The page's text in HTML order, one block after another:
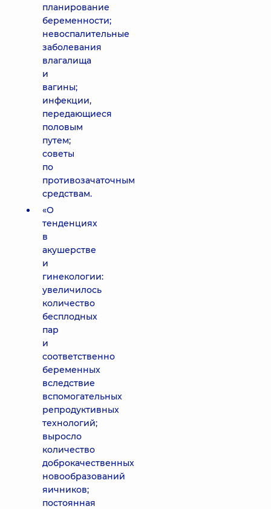
планирование
беременности;
невоспалительные
заболевания
влагалища
и
вагины;
инфекции,
передающиеся
половым
путем;
советы
по
противозачаточным
средствам.
«О
тенденциях
в
акушерстве
и
гинекологии:
увеличилось
количество
бесплодных
пар
и
соответственно
беременных
вследствие
вспомогательных
репродуктивных
технологий;
выросло
количество
доброкачественных
новообразований
яичников;
постоянная